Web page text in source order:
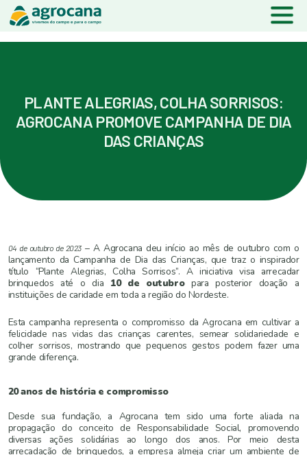
PLANTE ALEGRIAS, COLHA SORRISOS:
AGROCANA PROMOVE CAMPANHA DE DIA
DAS CRIANÇAS
04 de outubro de 2023– A Agrocana deu início ao mês de outubro com o
lançamento da Campanha de Dia das Crianças, que traz o inspirador
título “Plante Alegrias, Colha Sorrisos”. A iniciativa visa arrecadar
brinquedos até o dia 10 de outubropara posterior doação a
instituições de caridade em toda a região do Nordeste.
Esta campanha representa o compromisso da Agrocana em cultivar a
felicidade nas vidas das crianças carentes, semear solidariedade e
colher sorrisos, mostrando que pequenos gestos podem fazer uma
grande diferença.
20 anos de história e compromisso
Desde sua fundação, a Agrocana tem sido uma forte aliada na
propagação do conceito de Responsabilidade Social, promovendo
diversas ações solidárias ao longo dos anos. Por meio desta
arrecadação de brinquedos, a empresa almeja criar um ambiente de